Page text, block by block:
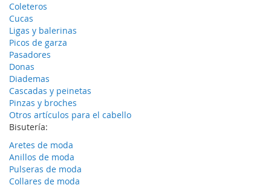
Coleteros
Cucas
Ligas y balerinas
Picos de garza
Pasadores
Donas
Diademas
Cascadas y peinetas
Pinzas y broches
Otros artículos para el cabello
Bisutería:
Aretes de moda
Anillos de moda
Pulseras de moda
Collares de moda